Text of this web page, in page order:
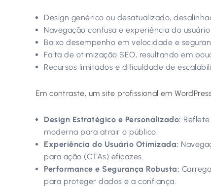
Design genérico ou desatualizado,
Navegação confusa e experiência do
Baixo desempenho em velocidade e
Falta de otimização SEO, resultando em
Recursos limitados e dificuldade de
Em contraste, um site profissional em
Design Estratégico e Personalizado:
moderna para atrair o público.
Experiência do Usuário Otimizada:
para ação (CTAs) eficazes.
Performance e Segurança Robusta:
para proteger dados e a confiança.